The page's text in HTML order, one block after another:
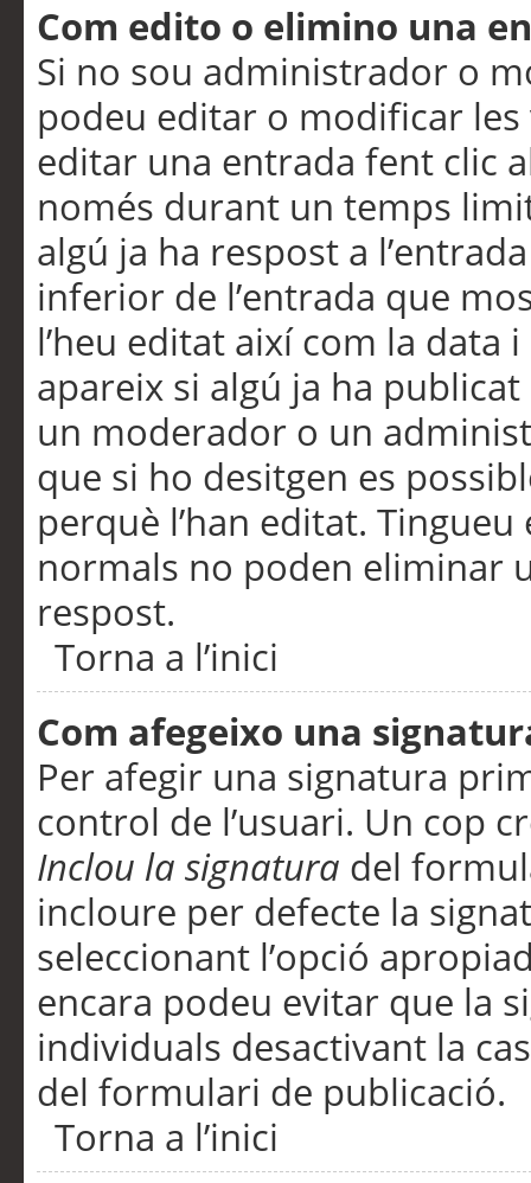
Com edito o elimino una
Si no sou administrador o
podeu editar o modificar
editar una entrada fent clic
només durant un temps
algú ja ha respost a
inferior de l’entrada que
l’heu editat així com la data
apareix si algú ja ha
un moderador o un
que si ho desitgen es
perquè l’han editat.
normals no poden eliminar
respost.
Torna a l’inici
Com afegeixo una
Per afegir una signatura
control de l’usuari. Un cop
Inclou la signatura del
incloure per defecte la
seleccionant l’opció
encara podeu evitar que la
individuals desactivant la
del formulari de publicació.
Torna a l’inici